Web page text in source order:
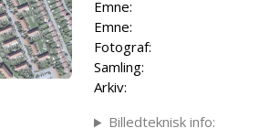
Emne:
Emne:
Fotograf:
Samling:
Arkiv:
Billedteknisk info: